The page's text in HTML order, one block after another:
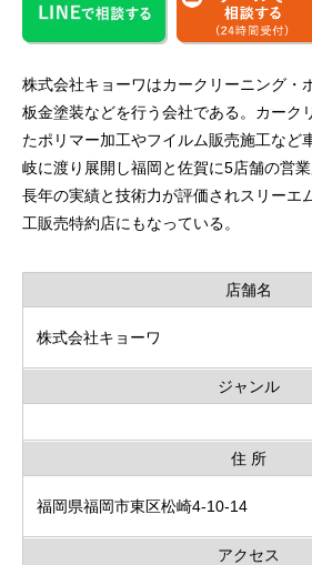
株式会社キョーワはカークリーニング・
板金塗装などを行う会社である。カーク
たポリマー加工やフイルム販売施工など
岐に渡り展開し福岡と佐賀に5店舗の営
長年の実績と技術力が評価されスリーエ
工販売特約店にもなっている。
店舗名
株式会社キョーワ
ジャンル
住 所
福岡県福岡市東区松崎4-10-14
アクセス